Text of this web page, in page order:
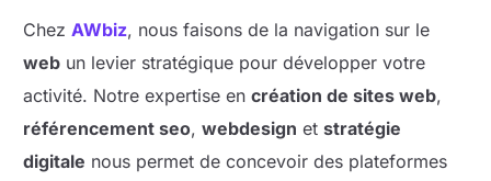
ChezAWbiz, nous faisons de la navigation sur le
web un levier stratégique pour développer votre
activité. Notre expertise encréation de sites web,
référencement seo,webdesign etstratégie
digitale nous permet de concevoir des plateformes